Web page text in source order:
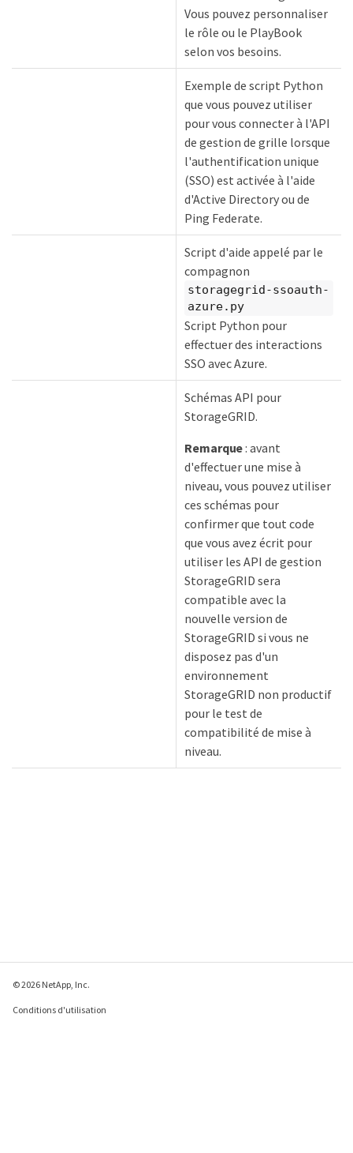
Vous pouvez personnaliser
le rôle ou le PlayBook
selon vos besoins.
Exemple de script Python
que vous pouvez utiliser
pour vous connecter à l'API
de gestion de grille lorsque
l'authentification unique
(SSO) est activée à l'aide
d'Active Directory ou de
Ping Federate.
Script d'aide appelé par le
compagnon
storagegrid-ssoauth-
azure.py
Script Python pour
effectuer des interactions
SSO avec Azure.
Schémas API pour
StorageGRID.
Remarque: avant
d'effectuer une mise à
niveau, vous pouvez utiliser
ces schémas pour
confirmer que tout code
que vous avez écrit pour
utiliser les API de gestion
StorageGRID sera
compatible avec la
nouvelle version de
StorageGRID si vous ne
disposez pas d'un
environnement
StorageGRID non productif
pour le test de
compatibilité de mise à
niveau.
© 2026 NetApp, Inc.
Conditions d'utilisation